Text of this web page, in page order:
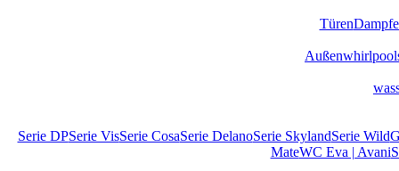
Türen
Serie DPSerie VisSerie CosaSerie DelanoSerie SkylandSerie Wild
MateWC Eva | Avani